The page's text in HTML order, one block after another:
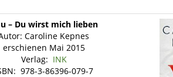
– Du wirst mich lieben
Caroline Kepnes
erschienen Mai 2015
Verlag: INK
978-3-86396-079-7